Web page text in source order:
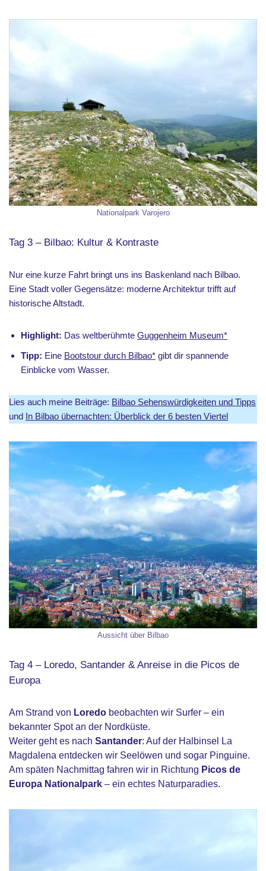
Nationalpark Varojero
Tag 3 – Bilbao: Kultur & Kontraste
Nur eine kurze Fahrt bringt uns ins Baskenland nach Bilbao.
Eine Stadt voller Gegensätze: moderne Architektur trifft auf
historische Altstadt.
Highlight: Das weltberühmte Guggenheim Museum*
Tipp: Eine Bootstour durch Bilbao* gibt dir spannende
Einblicke vom Wasser.
Lies auch meine Beiträge: Bilbao Sehenswürdigkeiten und Tipps
und In Bilbao übernachten: Überblick der 6 besten Viertel
Aussicht über Bilbao
Tag 4 – Loredo, Santander & Anreise in die Picos de
Europa
Am Strand von Loredo beobachten wir Surfer – ein
bekannter Spot an der Nordküste.
Weiter geht es nach Santander: Auf der Halbinsel La
Magdalena entdecken wir Seelöwen und sogar Pinguine.
Am späten Nachmittag fahren wir in Richtung Picos de
Europa Nationalpark – ein echtes Naturparadies.